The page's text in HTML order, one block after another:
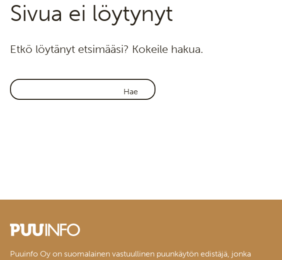
Sivua ei löytynyt
Etkö löytänyt etsimääsi? Kokeile hakua.
Puuinfo Oy on suomalainen vastuullinen puunkäytön edistäjä, jonka